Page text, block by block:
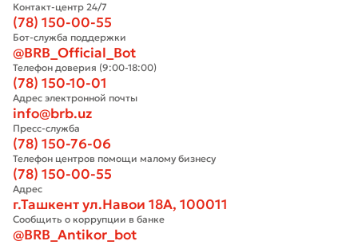
Контакт-центр 24/7
(78) 150-00-55
Бот-служба поддержки
@BRB_Official_Bot
Телефон доверия (9:00-18:00)
(78) 150-10-01
Адрес электронной почты
info@brb.uz
Пресс-служба
(78) 150-76-06
Телефон центров помощи малому бизнесу
(78) 150-00-55
Адрес
г.Ташкент ул.Навои 18А, 100011
Сообщить о коррупции в банке
@BRB_Antikor_bot